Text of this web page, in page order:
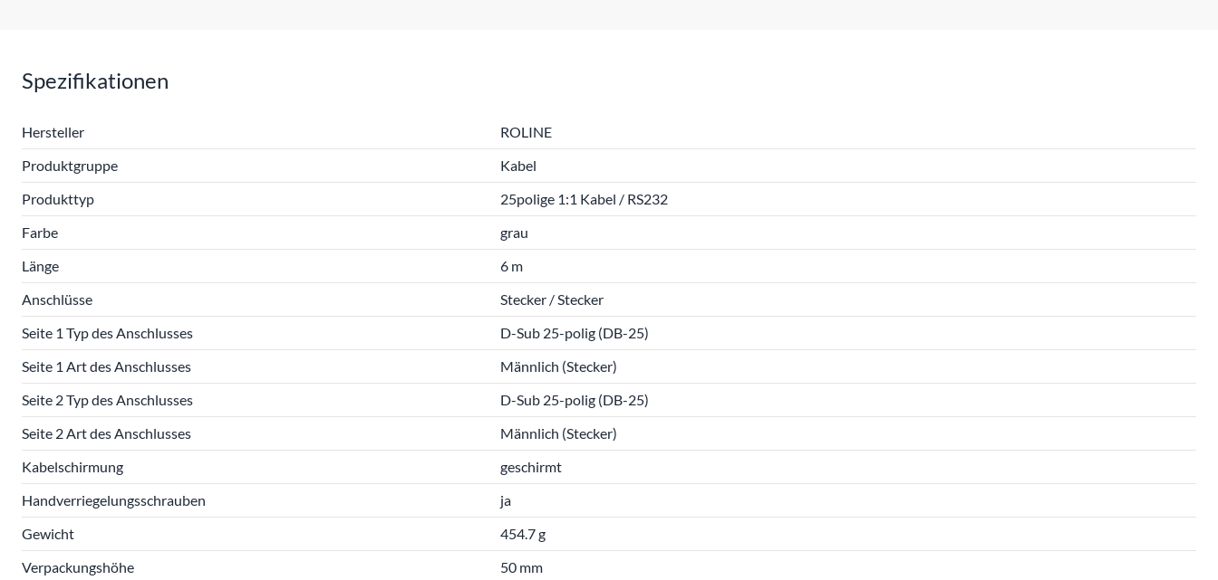
Spezifikationen
Hersteller
ROLINE
Produktgruppe
Kabel
Produkttyp
25polige 1:1 Kabel / RS232
Farbe
grau
Länge
6 m
Anschlüsse
Stecker / Stecker
Seite 1 Typ des Anschlusses
D-Sub 25-polig (DB-25)
Seite 1 Art des Anschlusses
Männlich (Stecker)
Seite 2 Typ des Anschlusses
D-Sub 25-polig (DB-25)
Seite 2 Art des Anschlusses
Männlich (Stecker)
Kabelschirmung
geschirmt
Handverriegelungsschrauben
ja
Gewicht
454.7 g
Verpackungshöhe
50 mm